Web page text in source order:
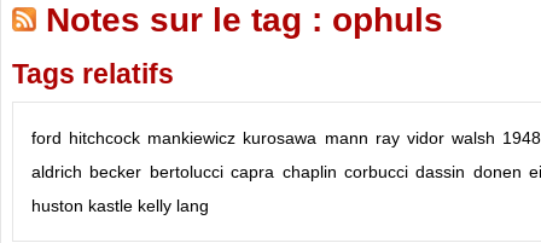
Notes sur le tag : ophuls
Tags relatifs
ford hitchcock mankiewicz kurosawa mann ray vidor walsh 1948
aldrich becker bertolucci capra chaplin corbucci dassin donen
huston kastle kelly lang